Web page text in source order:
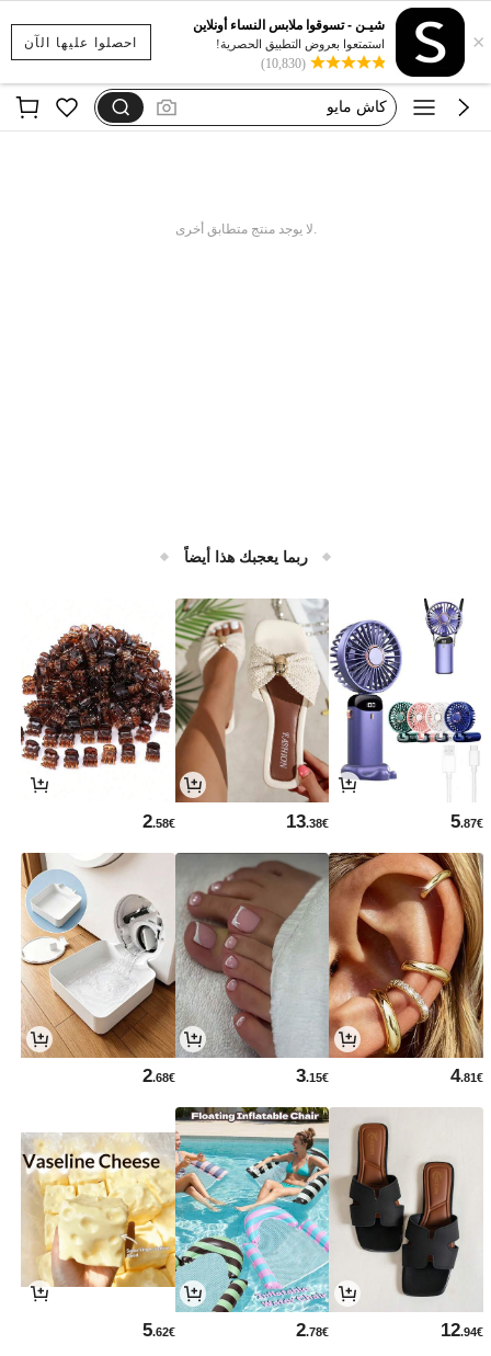
احصلوا عليها الآن ×
شيـن - تسوقوا ملابس النساء أونلاين
استمتعوا بعروض التطبيق الحصرية!
(10,830)
مايو قطعة
كاش مايو
ملابس نسائيه مثيره
.لا يوجد منتج متطابق أخرى
ربما يعجبك هذا أيضاً
5.87€
13.38€
2.58€
4.81€
3.15€
2.68€
12.94€
2.78€
5.62€